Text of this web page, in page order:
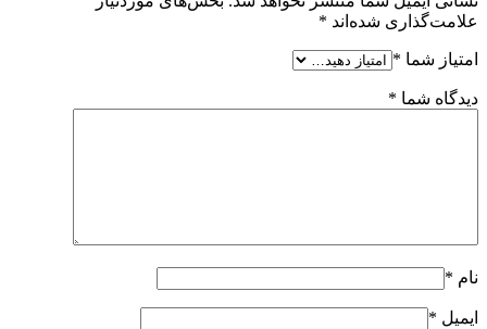
علامت‌گذاری شده‌اند *
امتیاز شما *
دیدگاه شما *
نام *
ایمیل *